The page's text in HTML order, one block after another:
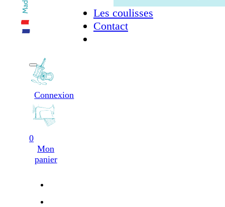
Les coulisses
Contact
Connexion
0
Mon
panier